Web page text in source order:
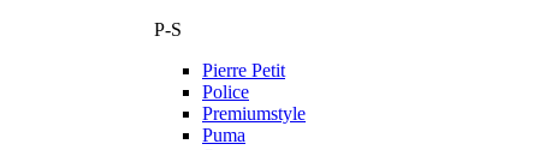
P-S
Pierre Petit
Police
Premiumstyle
Puma